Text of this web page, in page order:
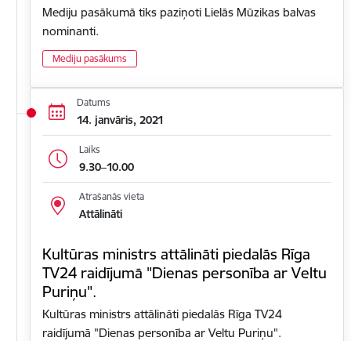
Mediju pasākumā tiks paziņoti Lielās Mūzikas balvas
nominanti.
Mediju pasākums
Datums
14. janvāris, 2021
Laiks
9.30–10.00
Atrašanās vieta
Attālināti
Kultūras ministrs attālināti piedalās Rīga
TV24 raidījumā "Dienas personība ar Veltu
Puriņu".
Kultūras ministrs attālināti piedalās Rīga TV24
raidījumā "Dienas personība ar Veltu Puriņu".